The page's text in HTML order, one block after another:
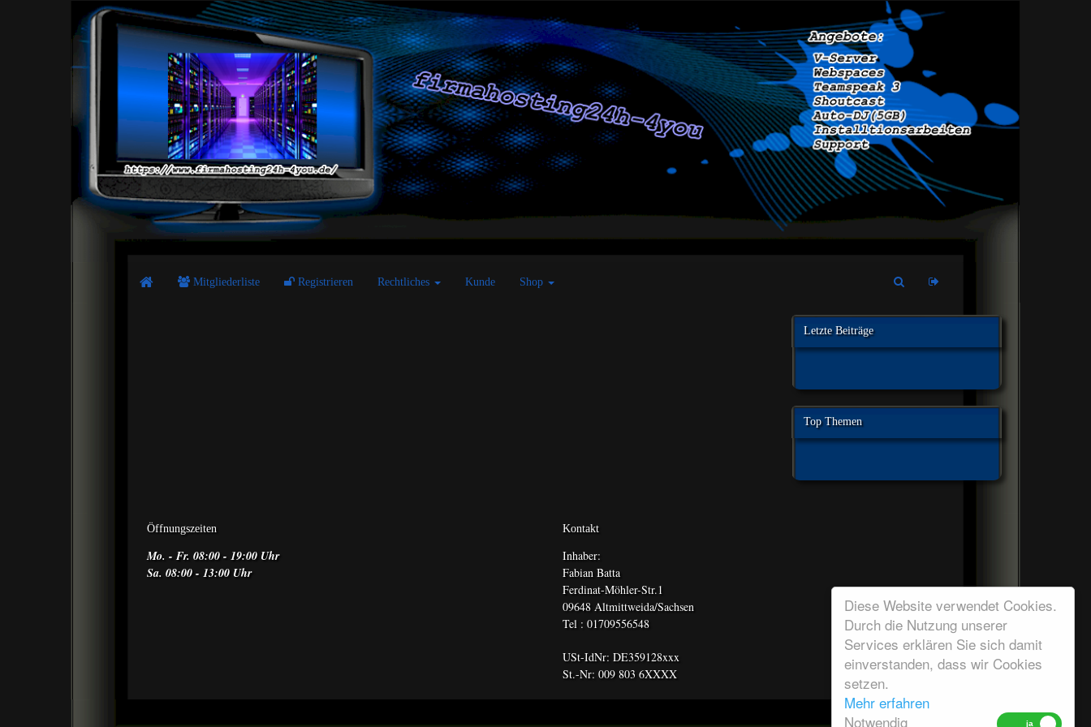
Diese Website verwendet Cookies.
Durch die Nutzung unserer
Services erklären Sie sich damit
einverstanden, dass wir Cookies
setzen.
Mehr erfahren
Notwendig
Mitgliederliste Registrieren Rechtliches Kunde Shop
Letzte Beiträge
Top Themen
Öffnungszeiten
Mo. - Fr. 08:00 - 19:00 Uhr
Sa. 08:00 - 13:00 Uhr
Kontakt
Inhaber:
Fabian Batta
Ferdinat-Möhler-Str.1
09648 Altmittweida/Sachsen
Tel : 01709556548
USt-IdNr: DE359128xxx
St.-Nr: 009 803 6XXXX